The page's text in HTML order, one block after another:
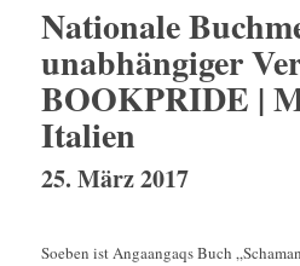
Nationale
unabhängiger
BOOKPRIDE |
Italien
25. März 2017
Soeben ist Angaangaqs Buch